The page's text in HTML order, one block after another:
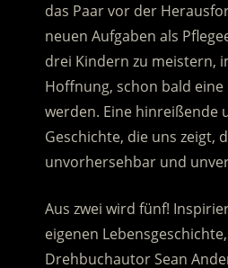
das Paar vor der
neuen Aufgaben als
drei Kindern zu meistern,
Hoffnung, schon bald eine
werden. Eine hinreißende
Geschichte, die uns zeigt,
unvorhersehbar und
Aus zwei wird fünf!
eigenen
Drehbuchautor Sean